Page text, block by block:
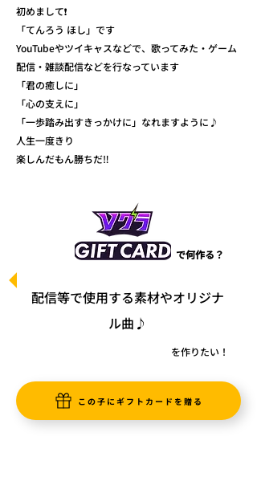
初めまして❗️
「てんろう ほし」です
YouTubeやツイキャスなどで、歌ってみた・ゲーム
配信・雑談配信などを行なっています
「君の癒しに」
「心の支えに」
「一歩踏み出すきっかけに」なれますように♪
人生一度きり
楽しんだもん勝ちだ‼️
で何作る？
配信等で使用する素材やオリジナ
ル曲♪
を作りたい！
この子にギフトカードを贈る